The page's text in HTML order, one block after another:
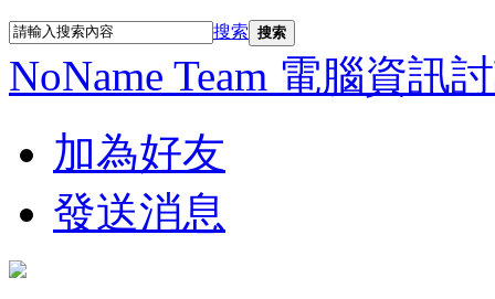
搜索 搜索
NoName Team 電腦資訊
加為好友
發送消息